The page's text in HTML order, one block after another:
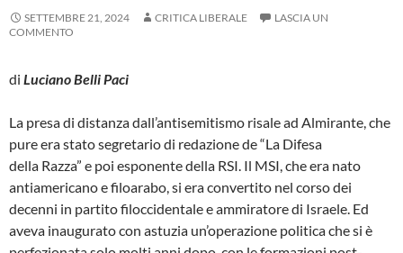
SETTEMBRE 21, 2024 CRITICA LIBERALE
LASCIA UN
COMMENTO
di Luciano Belli Paci
La presa di distanza dall’antisemitismo risale ad Almirante, che
pure era stato segretario di redazione de “La Difesa
della Razza” e poi esponente della RSI. Il MSI, che era nato
antiamericano e filoarabo, si era convertito nel corso dei
decenni in partito filoccidentale e ammiratore di Israele. Ed
aveva inaugurato con astuzia un’operazione politica che si è